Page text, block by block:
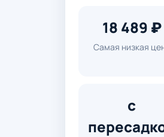
18 489 ₽
Самая низкая
с